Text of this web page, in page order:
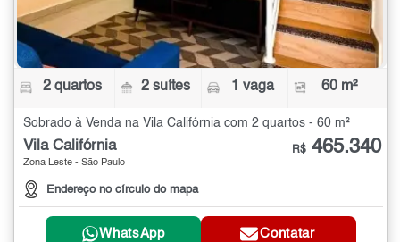
2 quartos 2 suítes 1 vaga 60 m²
Sobrado à Venda na Vila Califórnia com 2 quartos - 60 m²
Vila Califórnia
Zona Leste - São Paulo
Endereço no círculo do mapa
R$ 465.340
WhatsApp Contatar